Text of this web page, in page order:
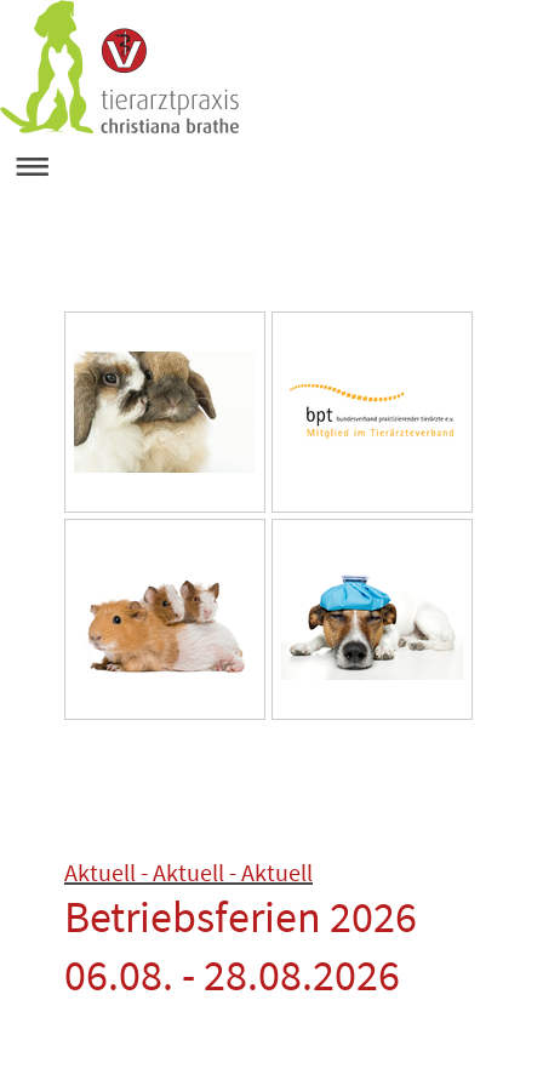
Aktuell - Aktuell - Aktuell
Betriebsferien 2026
06.08. - 28.08.2026